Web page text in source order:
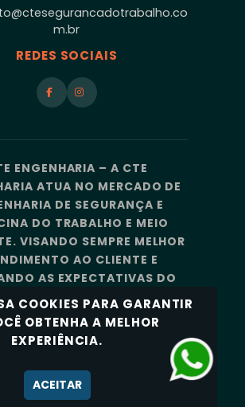
m.br
REDES SOCIAIS
ENGENHARIA – A CTE
ATUA NO MERCADO DE
DE SEGURANÇA E
DO TRABALHO E MEIO
VISANDO SEMPRE MELHOR
AO CLIENTE E
AS EXPECTATIVAS DO
A CTE ENGENHARIA
COM UMA EQUIPE DE
ALTAMENTE
E ESPECIALIZADOS.
Política de Privacidade
COOKIES PARA GARANTIR
OBTENHA A MELHOR
EXPERIÊNCIA.
ACEITAR